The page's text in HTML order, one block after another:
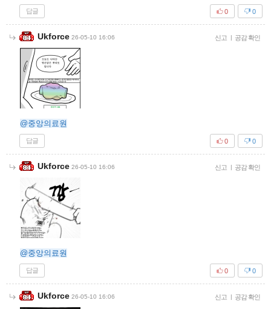
답글 0
0
Ukforce 26-05-10 16:06 신고 | 공감 확인
@중앙의료원
답글 0
0
Ukforce 26-05-10 16:06 신고 | 공감 확인
@중앙의료원
답글 0
0
Ukforce 26-05-10 16:06 신고 | 공감 확인